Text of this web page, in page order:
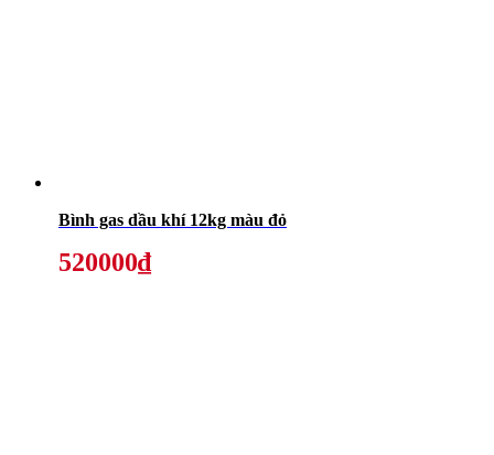
Bình gas dầu khí 12kg màu đỏ
520000₫